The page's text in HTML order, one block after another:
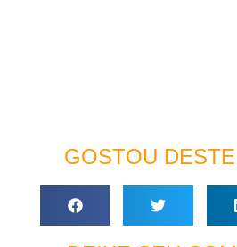
GOSTOU